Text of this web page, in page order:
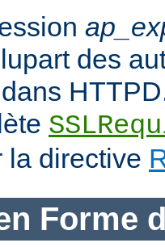
des
la directive
Forme